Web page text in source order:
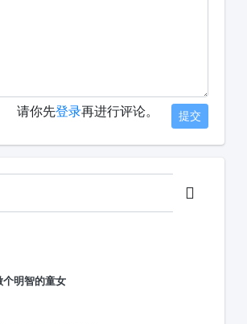
请你先登录再进行评论。 提交
个明智的童女